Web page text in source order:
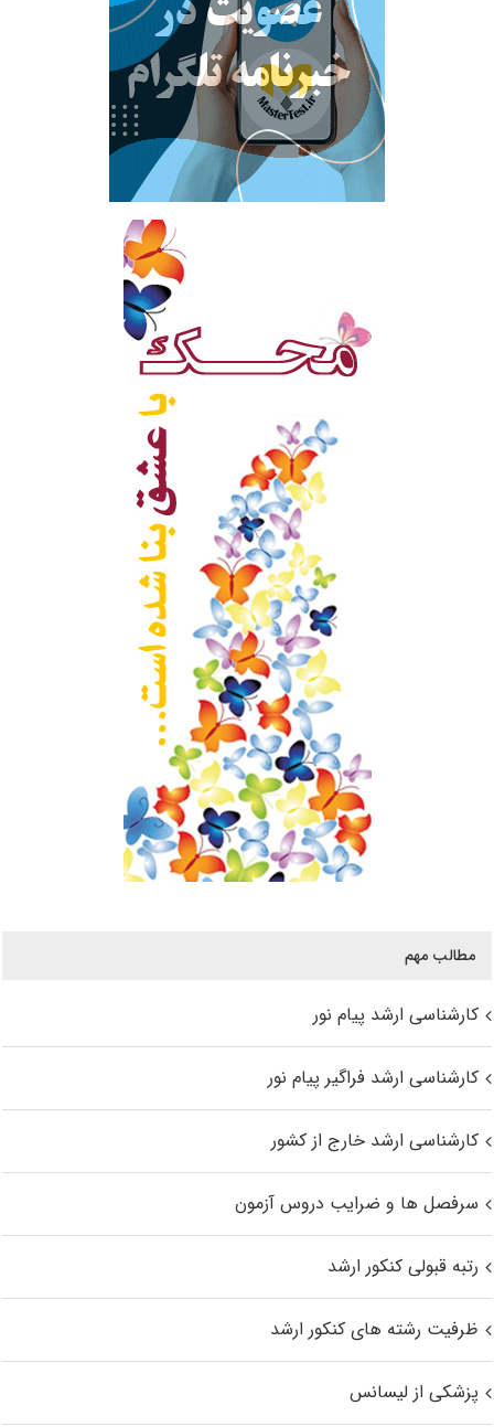
مطالب مهم
کارشناسی ارشد پیام نور
کارشناسی ارشد فراگیر پیام نور
کارشناسی ارشد خارج از کشور
سرفصل ها و ضرایب دروس آزمون
رتبه قبولی کنکور ارشد
ظرفیت رشته های کنکور ارشد
پزشکی از لیسانس